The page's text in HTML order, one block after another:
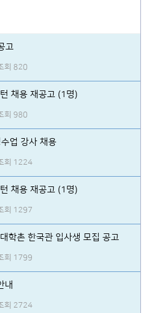
고
회 820
채용 재공고 (1명)
회 980
업 강사 채용
회 1224
채용 재공고 (1명)
회 1297
학촌 한국관 입사생 모집 공고
회 1799
내
회 2724